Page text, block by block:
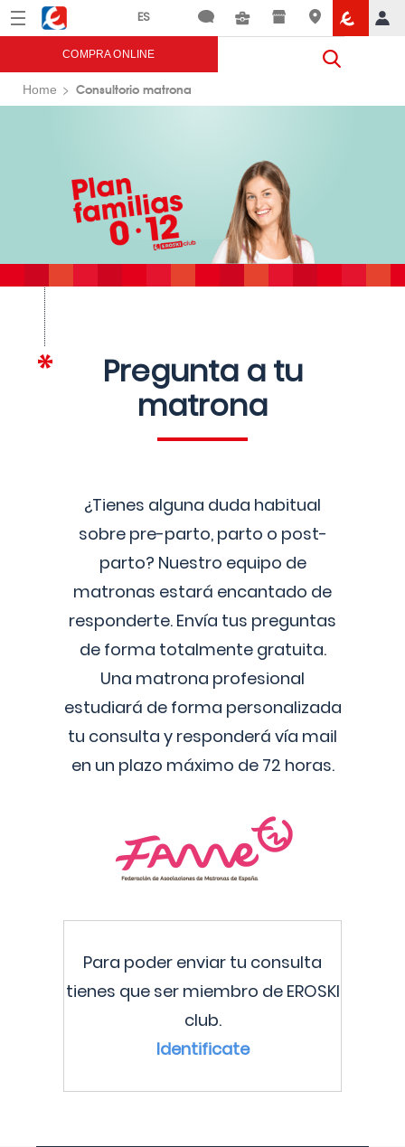
Menú Eroski
COMPRA ONLINE
Home Consultorio matrona
Pregunta a tu
matrona
¿Tienes alguna duda habitual
sobre pre-parto, parto o post-
parto? Nuestro equipo de
matronas estará encantado de
responderte. Envía tus preguntas
de forma totalmente gratuita.
Una matrona profesional
estudiará de forma personalizada
tu consulta y responderá vía mail
en un plazo máximo de 72 horas.
Para poder enviar tu consulta
tienes que ser miembro de EROSKI
club.
Identificate